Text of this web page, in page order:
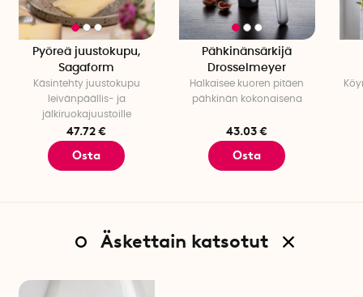
Pyöreä juustokupu,
Sagaform
Käsintehty juustokupu
leivänpäällis- ja
jälkiruokajuustoille
47.72 €
Osta
Pähkinänsärkijä
Drosselmeyer
Halkaisee kuoren pitäen
pähkinän kokonaisena
43.03 €
Osta
Äskettain katsotut